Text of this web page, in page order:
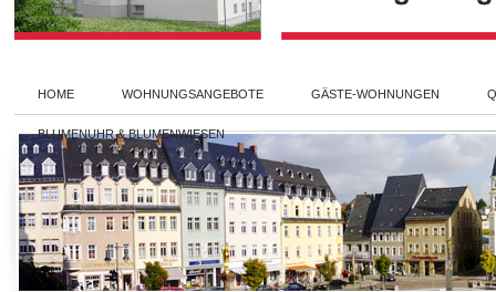
HOME WOHNUNGSANGEBOTE GÄSTE-WOHNUNGEN
BLUMENUHR & BLUMENWIESEN